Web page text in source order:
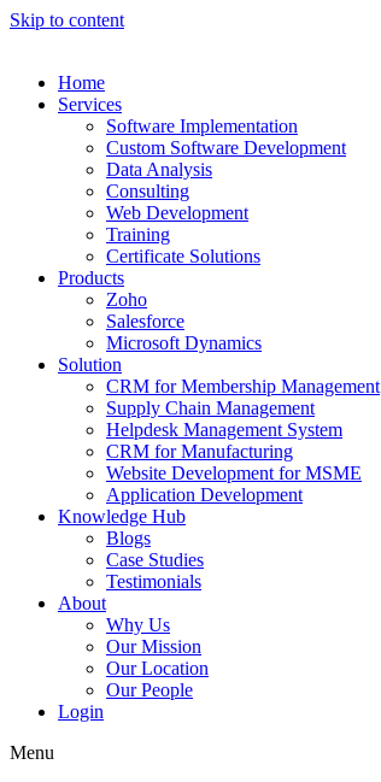
Skip to content
Home
Services
Software Implementation
Custom Software Development
Data Analysis
Consulting
Web Development
Training
Certificate Solutions
Products
Zoho
Salesforce
Microsoft Dynamics
Solution
CRM for Membership Management
Supply Chain Management
Helpdesk Management System
CRM for Manufacturing
Website Development for MSME
Application Development
Knowledge Hub
Blogs
Case Studies
Testimonials
About
Why Us
Our Mission
Our Location
Our People
Login
Menu